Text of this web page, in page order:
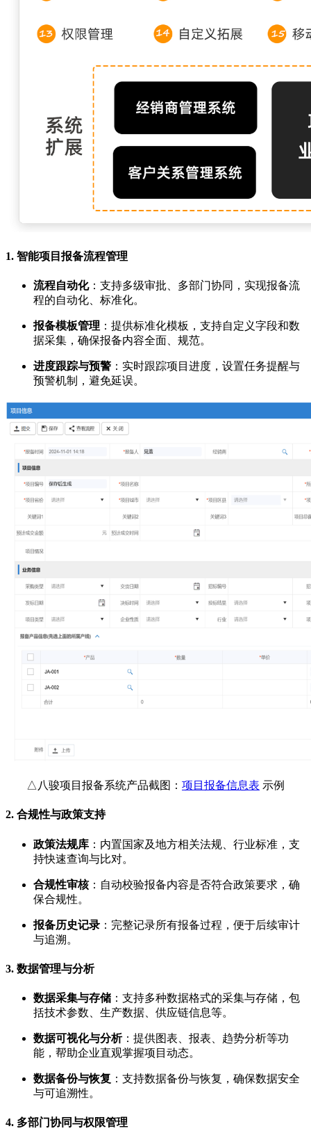
1. 智能项目报备流程管理
流程自动化：支持多级审批、多部门协同，实现报备流
程的自动化、标准化。
报备模板管理 ：提供标准化模板，支持自定义字段和数
据采集，确保报备内容全面、规范。
进度跟踪与预警 ：实时跟踪项目进度，设置任务提醒与
预警机制，避免延误。
△八骏项目报备系统产品截图： 项目报备信息表 示例
2. 合规性与政策支持
政策法规库 ：内置国家及地方相关法规、行业标准，支
持快速查询与比对。
合规性审核：自动校验报备内容是否符合政策要求，确
保合规性。
报备历史记录 ：完整记录所有报备过程，便于后续审计
与追溯。
3. 数据管理与分析
数据采集与存储 ：支持多种数据格式的采集与存储，包
括技术参数、生产数据、供应链信息等。
数据可视化与分析：提供图表、报表、趋势分析等功
能，帮助企业直观掌握项目动态。
数据备份与恢复 ：支持数据备份与恢复，确保数据安全
与可追溯性。
4. 多部门协同与权限管理